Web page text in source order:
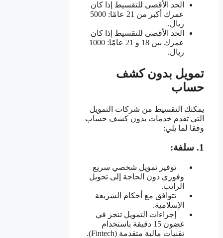
الحد الأقصى للتقسيط إذا كان
عمرك أكبر من 21 عامًا: 5000
ريال.
الحد الأقصى للتقسيط إذا كان
عمرك بين 18 و 21 عامًا: 1000
ريال.
تمويل بدون كشف
حساب
يمكنك التقسيط من شركات التمويل
التي تقدم خدمات بدون كشف حساب
وفقا لما يلي:
1. سلفة:
توفير تمويل شخصي سريع
وفوري دون الحاجة إلى تحويل
الراتب.
تتوافق مع أحكام الشريعة
الإسلامية.
إجراءات التمويل تنجز في
غضون 15 دقيقة باستخدام
تقنيات مالية متقدمة (Fintech).